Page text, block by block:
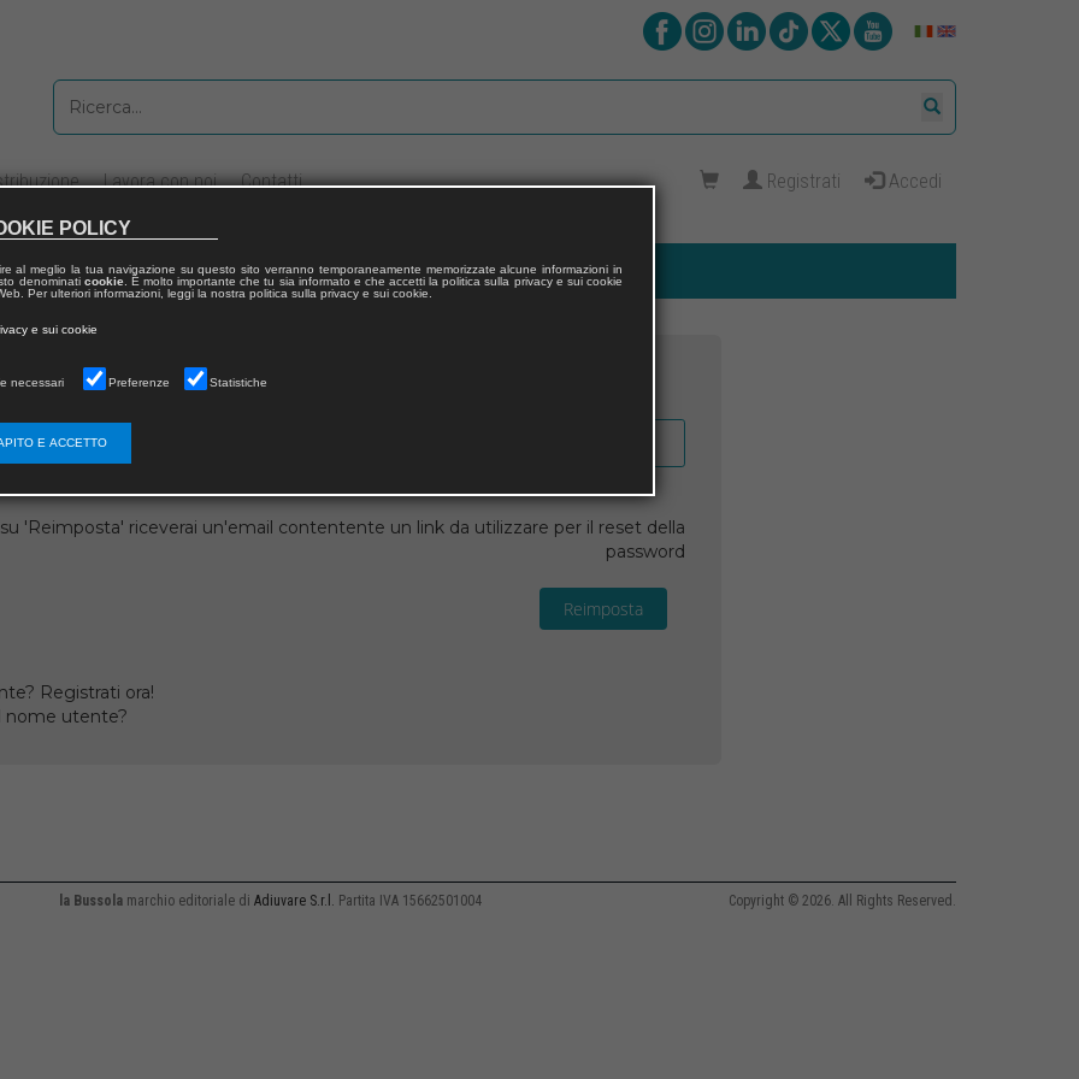
Lavora con noi Contatti Registrati Accedi
'Reimposta' riceverai un'email contentente un link da utilizzare per il reset della
password
Reimposta
Registrati ora!
nome utente?
la Bussolamarchio editoriale di Adiuvare S.r.l. Partita IVA 15662501004 Copyright © 2026. All Rights Reserved.
POLICY
al meglio la tua navigazione su questo sito verranno temporaneamente memorizzate alcune informazioni in
denominati cookie. È molto importante che tu sia informato e che accetti la politica sulla privacy e sui cookie
Per ulteriori informazioni, leggi la nostra politica sulla privacy e sui cookie.
e sui cookie
necessari Preferenze Statistiche
E ACCETTO